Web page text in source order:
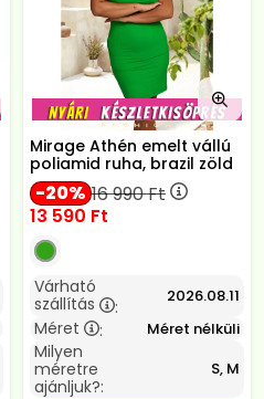
Mirage Athén emelt vállú
poliamid ruha, brazil zöld
20 16 990Ft
13 590 Ft
Várható
szállítás
: 2026.08.11
Méret : Méret nélküli
Milyen
méretre
ajánljuk?:
S, M